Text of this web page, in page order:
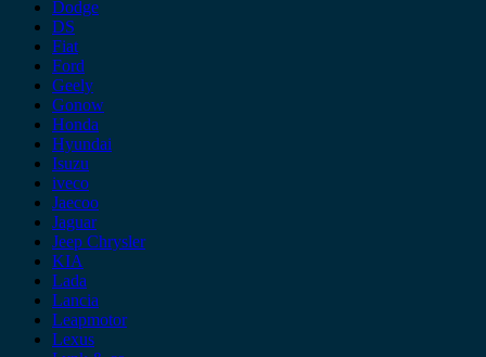
Dodge
DS
Fiat
Ford
Geely
Gonow
Honda
Hyundai
Isuzu
iveco
Jaecoo
Jaguar
Jeep Chrysler
KIA
Lada
Lancia
Leapmotor
Lexus